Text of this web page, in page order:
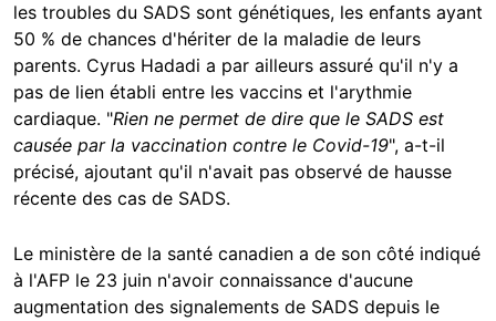
les troubles du SADS sont génétiques, les enfants ayant
50 % de chances d'hériter de la maladie de leurs
parents. Cyrus Hadadi a par ailleurs assuré qu'il n'y a
pas de lien établi entre les vaccins et l'arythmie
cardiaque. "Rien ne permet de dire que le SADS est
causée par la vaccination contre le Covid-19", a-t-il
précisé, ajoutant qu'il n'avait pas observé de hausse
récente des cas de SADS.
Le ministère de la santé canadien a de son côté indiqué
à l'AFP le 23 juin n'avoir connaissance d'aucune
augmentation des signalements de SADS depuis le